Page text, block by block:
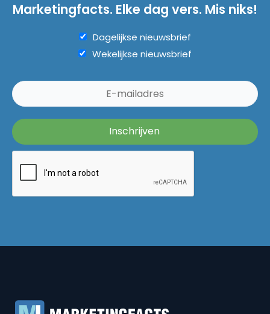
Marketingfacts. Elke dag vers. Mis niks!
Dagelijkse nieuwsbrief
Wekelijkse nieuwsbrief